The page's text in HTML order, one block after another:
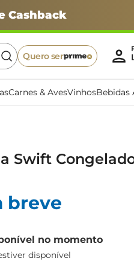
Cashback
Quero ser
Carnes & AvesVinhosBebidas
Swift
breve
no momento
disponível